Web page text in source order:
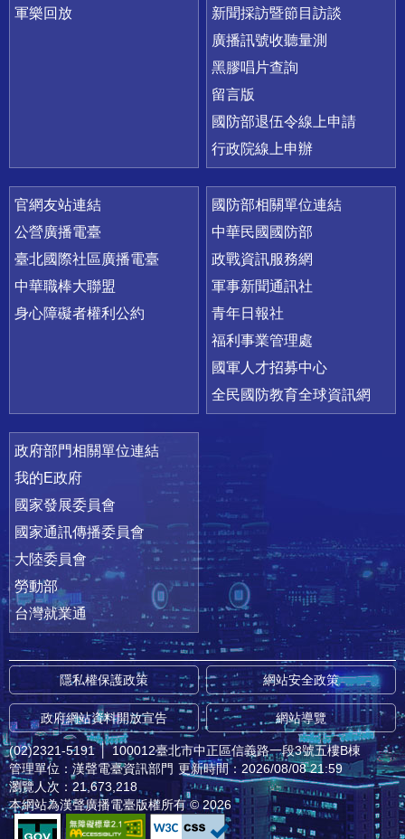
軍樂回放
新聞採訪暨節目訪談
廣播訊號收聽量測
黑膠唱片查詢
留言版
國防部退伍令線上申請
行政院線上申辦
官網友站連結
公營廣播電臺
臺北國際社區廣播電臺
中華職棒大聯盟
身心障礙者權利公約
國防部相關單位連結
中華民國國防部
政戰資訊服務網
軍事新聞通訊社
青年日報社
福利事業管理處
國軍人才招募中心
全民國防教育全球資訊網
政府部門相關單位連結
我的E政府
國家發展委員會
國家通訊傳播委員會
大陸委員會
勞動部
台灣就業通
隱私權保護政策 網站安全政策
政府網站資料開放宣告 網站導覽
(02)2321-5191 │ 100012臺北市中正區信義路一段3號五樓B棟
管理單位：漢聲電臺資訊部門 更新時間：2026/08/08 21:59
瀏覽人次：21,673,218
本網站為漢聲廣播電臺版權所有 © 2026